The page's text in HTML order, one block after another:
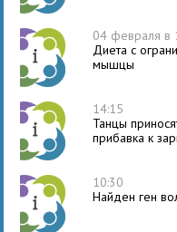
04 февраля в
Диета с
мышцы
14:15
Танцы
прибавка к
10:30
Найден ген